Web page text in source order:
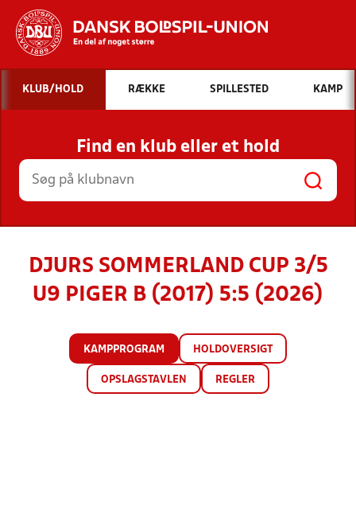
Hvad vil du søge efter?
INDHOLD OG NYHEDER
STILLINGER, RESULTATER, KLUBBER OG
HOLD
KLUB/HOLD RÆKKE SPILLESTED KAMP
Find en klub eller et hold
DJURS SOMMERLAND CUP 3/5
U9 PIGER B (2017) 5:5 (2026)
KAMPPROGRAM HOLDOVERSIGT
OPSLAGSTAVLEN REGLER